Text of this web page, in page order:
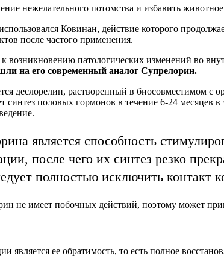
нежелательного потомства и избавить
Ковинан, действие которого
после частого применения.
возникновению патологических изменений во
на его современный аналог Супрелорин.
деслорелин, растворенный в биосовместимом
синтез половых гормонов в течение 6-24
является способность
после чего их синтез резко
полностью исключить контакт
не имеет побочных действий, поэтому может
является ее обратимость, то есть полное